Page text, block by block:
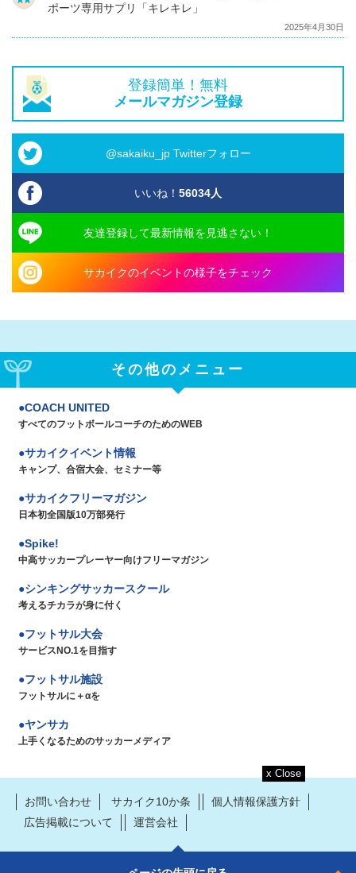
ポーツ専用サプリ「キレキレ」
2025年4月30日
登録簡単！無料
メールマガジン登録
@sakaiku_jp Twitterフォロー
いいね！ 56034人
友達登録して最新情報を見逃さない！
サカイクのイベントの様子をチェック
その他のメニュー
COACH UNITED
すべてのフットボールコーチのためのWEB
サカイクイベント情報
キャンプ、合宿大会、セミナー等
サカイクフリーマガジン
日本初全国版10万部発行
Spike!
中高サッカープレーヤー向けフリーマガジン
シンキングサッカースクール
考えるチカラが身に付く
フットサル大会
サービスNO.1を目指す
フットサル施設
フットサルに＋αを
ヤンサカ
上手くなるためのサッカーメディア
お問い合わせ サカイク10か条
個人情報保護方針
広告掲載について
運営会社